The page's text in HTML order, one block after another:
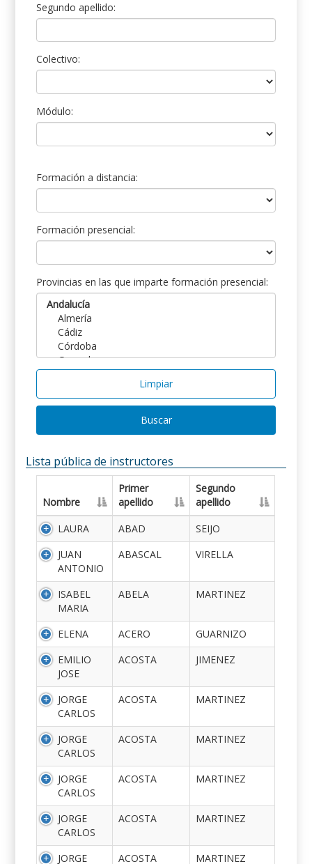
Segundo apellido:
Colectivo:
Módulo:
Formación a distancia:
Formación presencial:
Provincias en las que imparte formación presencial:
Limpiar
Buscar
Lista pública de instructores
Nombre
Primer
apellido
Segundo
apellido
LAURA
ABAD
SEIJO
JUAN
ANTONIO
ABASCAL VIRELLA
ISABEL
MARIA
ABELA MARTINEZ
ELENA ACERO
GUARNIZO
EMILIO
JOSE
ACOSTA JIMENEZ
JORGE
CARLOS
ACOSTA MARTINEZ
JORGE
CARLOS
ACOSTA MARTINEZ
JORGE
CARLOS
ACOSTA MARTINEZ
JORGE
CARLOS
ACOSTA MARTINEZ
JORGE
ACOSTA MARTINEZ